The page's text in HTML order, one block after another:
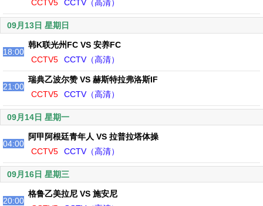
CCTV5
CCTV（高清）
09月13日 星期日
18:00
韩K联光州FC VS 安养FC
CCTV5
CCTV（高清）
21:00
瑞典乙波尔赞 VS 赫斯特拉弗洛斯IF
CCTV5
CCTV（高清）
09月14日 星期一
04:00
阿甲阿根廷青年人 VS 拉普拉塔体操
CCTV5
CCTV（高清）
09月16日 星期三
20:00
格鲁乙美拉尼 VS 施安尼